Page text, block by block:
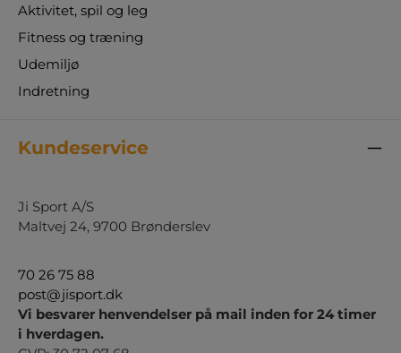
Aktivitet, spil og leg
Fitness og træning
Udemiljø
Indretning
Kundeservice
Ji Sport A/S
Maltvej 24, 9700 Brønderslev
70 26 75 88
post@jisport.dk
Vi besvarer henvendelser på mail inden for 24 timer
i hverdagen.